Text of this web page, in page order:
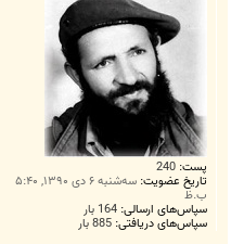
A
D
L
پست: 240
تاریخ عضویت: سه‌شنبه ۶ دی ۱۳۹۰, ۵:۴۰
ب.ظ
سپاس‌های ارسالی: 164 بار
سپاس‌های دریافتی: 885 بار